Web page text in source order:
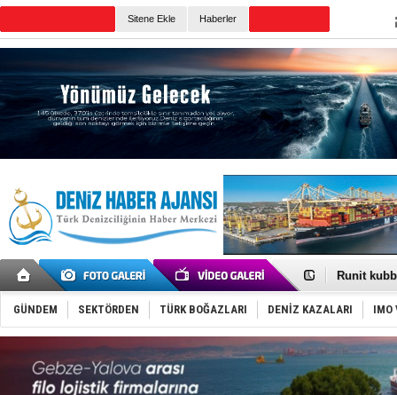
Sitene Ekle Haberler
Fairline,
Runit
Dünyanın
Türk
Hüseyin
Hat-San
Med
GÜNDEM SEKTÖRDEN TÜRK BOĞAZLARI DENİZ KAZALARI IMO